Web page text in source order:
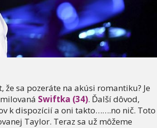
že sa pozeráte na akúsi romantiku? Je
Swiftka (34). Ďalší dôvod,
k dispozícií a oni takto…….no nič. Toto
Taylor. Teraz sa už môžeme